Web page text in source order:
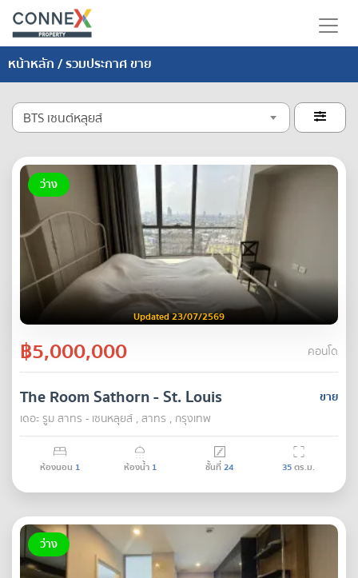
หน้าหลัก/ รวมประกาศ ขาย
BTS เซนต์หลุยส์ 
ว่าง
Updated 23/07/2569
฿5,000,000 คอนโด
ขาย
The Room Sathorn - St. Louis
เดอะ รูม สาทร - เซนหลุยส์ , สาทร , กรุงเทพ
ห้องนอน 1 ห้องน้ำ 1 ชั้นที่24 35ตร.ม.
ว่าง